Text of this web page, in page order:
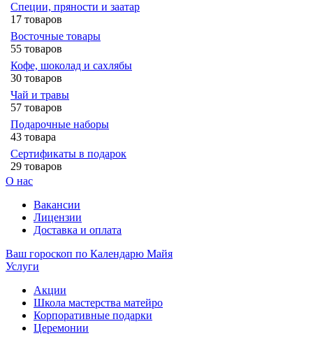
Специи, пряности и заатар
17 товаров
Восточные товары
55 товаров
Кофе, шоколад и сахлябы
30 товаров
Чай и травы
57 товаров
Подарочные наборы
43 товара
Сертификаты в подарок
29 товаров
О нас
Вакансии
Лицензии
Доставка и оплата
Ваш гороскоп по Календарю Майя
Услуги
Акции
Школа мастерства матейро
Корпоративные подарки
Церемонии